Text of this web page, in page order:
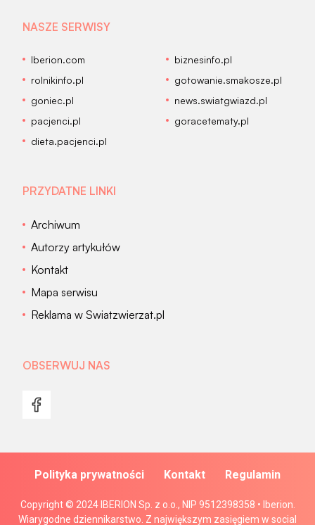
NASZE SERWISY
Iberion.com
biznesinfo.pl
rolnikinfo.pl
gotowanie.smakosze.pl
goniec.pl
news.swiatgwiazd.pl
pacjenci.pl
goracetematy.pl
dieta.pacjenci.pl
PRZYDATNE LINKI
Archiwum
Autorzy artykułów
Kontakt
Mapa serwisu
Reklama w Swiatzwierzat.pl
OBSERWUJ NAS
Copyright © 2024 IBERION Sp. z o.o., NIP 9512398358 • Iberion.
Wiarygodne dziennikarstwo. Z największym zasięgiem w social
Polityka prywatności Kontakt Regulamin